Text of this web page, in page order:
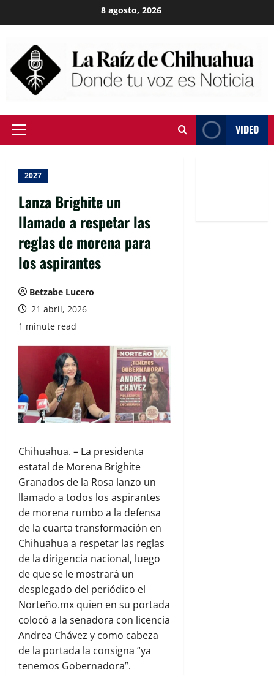
to
8 agosto, 2026
Primary
VIDEO
2027
Lanza Brighite un
llamado a respetar las
reglas de morena para
los aspirantes
Betzabe Lucero
21 abril, 2026
1 minute read
Chihuahua. – La presidenta
estatal de Morena Brighite
Granados de la Rosa lanzo un
llamado a todos los aspirantes
de morena rumbo a la defensa
de la cuarta transformación en
Chihuahua a respetar las reglas
de la dirigencia nacional, luego
de que se le mostrará un
desplegado del periódico el
Norteño.mx quien en su portada
colocó a la senadora con licencia
Andrea Chávez y como cabeza
de la portada la consigna “ya
tenemos Gobernadora”.